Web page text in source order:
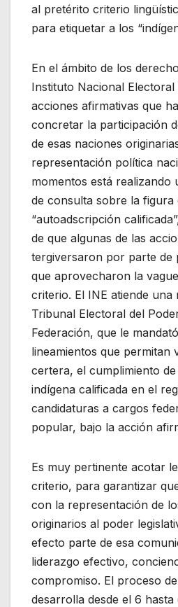
al pretérito criterio
para etiquetar a los
En el ámbito de los
Instituto Nacional Electoral
acciones afirmativas que
concretar la participación
de esas naciones
representación política
momentos está realizando
de consulta sobre la figura
“autoadscripción
de que algunas de las
tergiversaron por parte de
que aprovecharon la
criterio. El INE atiende una
Tribunal Electoral del
Federación, que le
lineamientos que permitan
certera, el cumplimiento
indígena calificada en el
candidaturas a cargos
popular, bajo la acción
Es muy pertinente acotar
criterio, para garantizar
con la representación de
originarios al poder
efecto parte de esa
liderazgo efectivo,
compromiso. El proceso
desarrolla desde el 6 hasta